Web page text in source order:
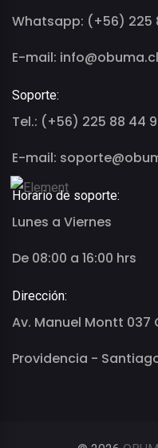
Whatsapp: (+56) 225
E-mail: info@obuma.cl
Soporte:
Tel.: (+56) 225 88 44
E-mail:
Horario de soporte:
Lunes a Viernes
De 08:00 a 16:00 hrs
Dirección:
Av. Manuel Montt 037
Providencia -